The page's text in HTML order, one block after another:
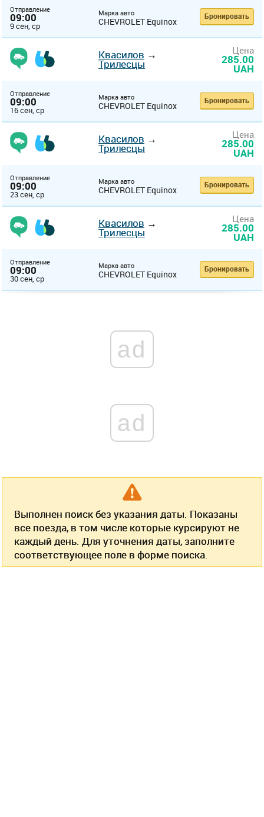
Отправление
09:00
9 сен, ср
Марка авто
CHEVROLET Equinox Бронировать
Квасилов →
Трилесцы
Цена
285.00
UAH
Отправление
09:00
16 сен, ср
Марка авто
CHEVROLET Equinox Бронировать
Квасилов →
Трилесцы
Цена
285.00
UAH
Отправление
09:00
23 сен, ср
Марка авто
CHEVROLET Equinox Бронировать
Квасилов →
Трилесцы
Цена
285.00
UAH
Отправление
09:00
30 сен, ср
Марка авто
CHEVROLET Equinox Бронировать
ad
ad
Выполнен поиск без указания даты. Показаны
все поезда, в том числе которые курсируют не
каждый день. Для уточнения даты, заполните
соответствующее поле в форме поиска.